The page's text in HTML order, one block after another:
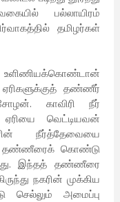
பல்லாயிரம்
தமிழர்கள்
உளிணியக்கொண்டான்
தண்ணீர்
காவிரி நீர்
வெட்டியவன்
நீர்த்தேவையை
தண்ணீரைக் கொண்டு
இந்தத் தண்ணீரை
நகரின் முக்கிய
செல்லும் அமைப்பு